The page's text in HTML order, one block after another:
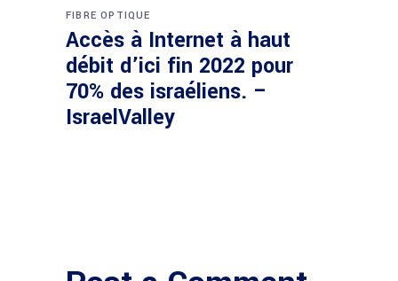
FIBRE OPTIQUE
Accès à Internet à haut
débit d’ici fin 2022 pour
70% des israéliens. –
IsraelValley